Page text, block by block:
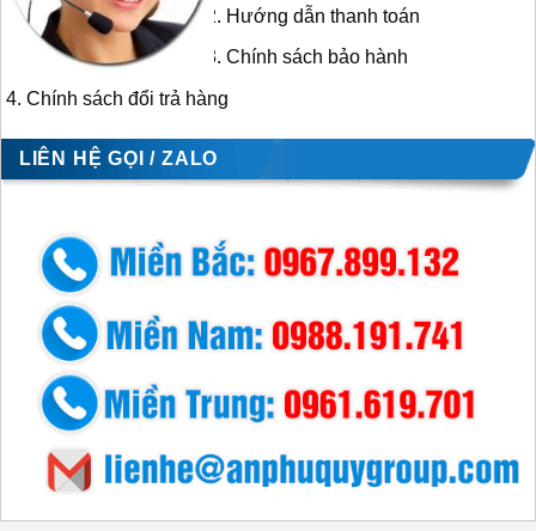
Hướng dẫn thanh toán
Chính sách bảo hành
Chính sách đổi trả hàng
LIÊN HỆ GỌI / ZALO